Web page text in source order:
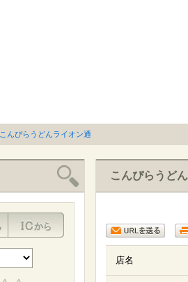
こんぴらうどんライオン通
こんぴらうど
店名